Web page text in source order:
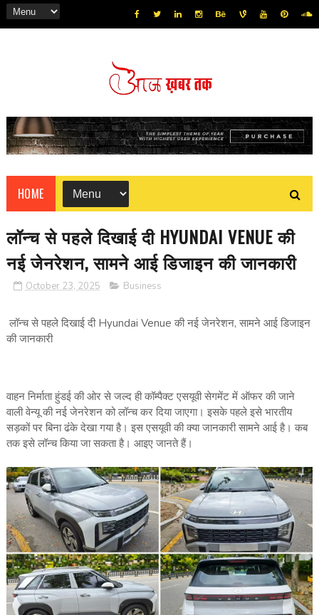
HOME
लॉन्‍च से पहले दिखाई दी HYUNDAI VENUE की
नई जेनरेशन, सामने आई डिजाइन की जानकारी
October 23, 2025 Business
लॉन्‍च से पहले दिखाई दी Hyundai Venue की नई जेनरेशन, सामने आई डिजाइन
की जानकारी
वाहन निर्माता हुंडई की ओर से जल्‍द ही कॉम्‍पैक्‍ट एसयूवी सेगमेंट में ऑफर की जाने
वाली वेन्‍यू की नई जेनरेशन को लॉन्‍च कर दिया जाएगा। इसके पहले इसे भारतीय
सड़कों पर बिना ढंंके देखा गया है। इस एसयूवी की क्‍या जानकारी सामने आई है। कब
तक इसे लॉन्‍च किया जा सकता है। आइए जानते हैं।